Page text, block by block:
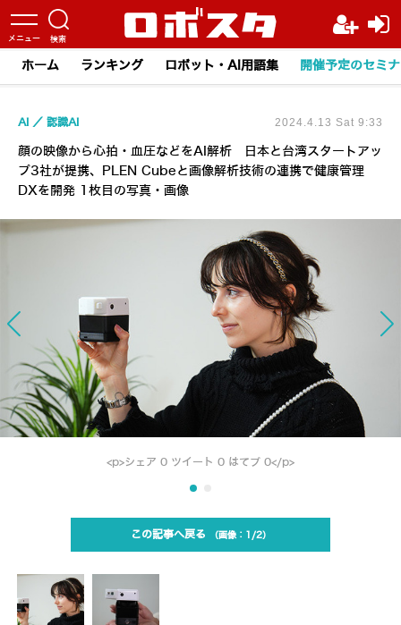
ホーム ランキング ロボット・AI用語集 開催予定のセミ
顔の映像から心拍・血圧などをAI解析 日本と台湾スタートアッ
プ3社が提携、PLEN Cubeと画像解析技術の連携で健康管理
DXを開発 1枚目の写真・画像
AI 認識AI 2024.4.13 Sat 9:33
<p>シェア 0 ツイート 0 はてブ 0</p>
この記事へ戻る 1/2